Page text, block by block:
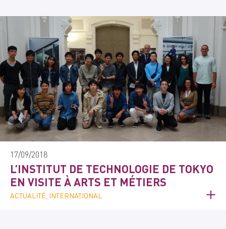
CONTACT
17/09/2018
L’INSTITUT DE TECHNOLOGIE DE TOKYO
EN VISITE À ARTS ET MÉTIERS
ACTUALITÉ, INTERNATIONAL